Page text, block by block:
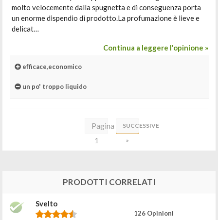
molto velocemente dalla spugnetta e di conseguenza porta
un enorme dispendio di prodotto.La profumazione è lieve e
delicat…
Continua a leggere l'opinione »
efficace,economico
un po' troppo liquido
Pagina
1
SUCCESSIVE
»
PRODOTTI CORRELATI
Svelto
126 Opinioni